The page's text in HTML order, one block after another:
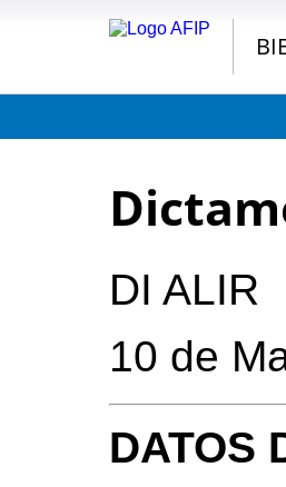
DI ALIR
10 de
DATOS